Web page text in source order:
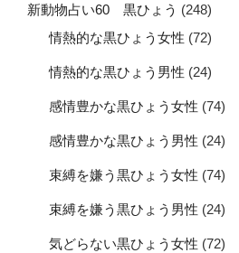
新動物占い60 黒ひょう (248)
情熱的な黒ひょう女性 (72)
情熱的な黒ひょう男性 (24)
感情豊かな黒ひょう女性 (74)
感情豊かな黒ひょう男性 (24)
束縛を嫌う黒ひょう女性 (74)
束縛を嫌う黒ひょう男性 (24)
気どらない黒ひょう女性 (72)